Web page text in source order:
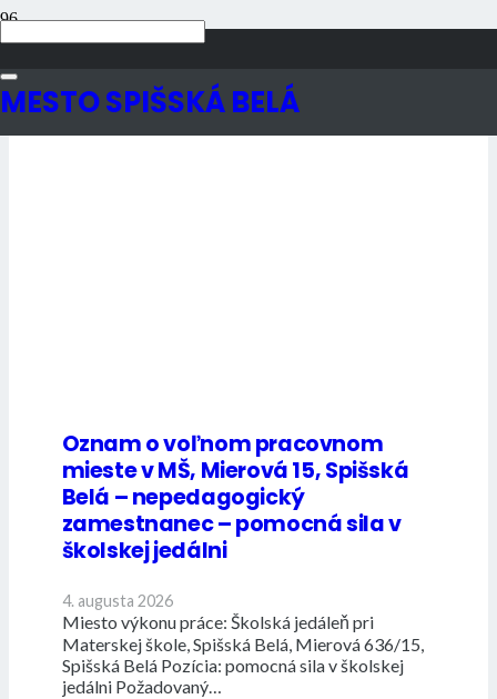
MESTO SPIŠSKÁ BELÁ
Úradná tabuľa
Oznam o voľnom pracovnom
mieste v MŠ, Mierová 15, Spišská
Belá – nepedagogický
zamestnanec – pomocná sila v
školskej jedálni
4. augusta 2026
Miesto výkonu práce: Školská jedáleň pri
Materskej škole, Spišská Belá, Mierová 636/15,
Spišská Belá Pozícia: pomocná sila v školskej
jedálni Požadovaný…